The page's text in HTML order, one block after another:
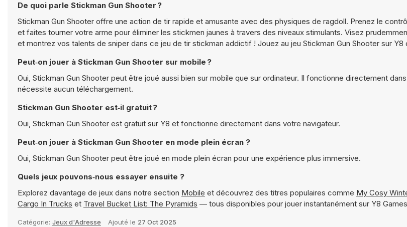
De quoi parle Stickman Gun Shooter ?
Stickman Gun Shooter offre une action de tir rapide et amusante avec des physiques de ragdoll. Prenez le
et faites tourner votre arme pour éliminer les stickmen jaunes à travers des niveaux stimulants. Visez
et montrez vos talents de sniper dans ce jeu de tir stickman addictif ! Jouez au jeu Stickman Gun Shooter sur Y8
Peut‑on jouer à Stickman Gun Shooter sur mobile ?
Oui, Stickman Gun Shooter peut être joué aussi bien sur mobile que sur ordinateur. Il fonctionne directement
nécessite aucun téléchargement.
Stickman Gun Shooter est‑il gratuit ?
Oui, Stickman Gun Shooter est gratuit sur Y8 et fonctionne directement dans votre navigateur.
Peut‑on jouer à Stickman Gun Shooter en mode plein écran ?
Oui, Stickman Gun Shooter peut être joué en mode plein écran pour une expérience plus immersive.
Quels jeux pouvons‑nous essayer ensuite ?
Explorez davantage de jeux dans notre section Mobile et découvrez des titres populaires comme My Cosy
Cargo In Trucks et Travel Bucket List: The Pyramids — tous disponibles pour jouer instantanément sur Y8
Catégorie: Jeux d'Adresse Ajouté le 27 Oct 2025